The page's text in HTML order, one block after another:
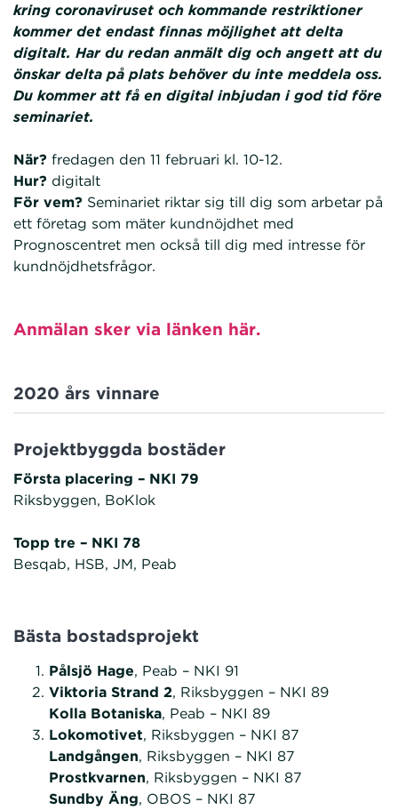
kring coronaviruset och kommande restriktioner
kommer det endast finnas möjlighet att delta
digitalt. Har du redan anmält dig och angett att du
önskar delta på plats behöver du inte meddela oss.
Du kommer att få en digital inbjudan i god tid före
seminariet.
När? fredagen den 11 februari kl. 10-12.
Hur? digitalt
För vem? Seminariet riktar sig till dig som arbetar på
ett företag som mäter kundnöjdhet med
Prognoscentret men också till dig med intresse för
kundnöjdhetsfrågor.
Anmälan sker via länken här.
2020 års vinnare
Projektbyggda bostäder
Första placering – NKI 79
Riksbyggen, BoKlok
Topp tre – NKI 78
Besqab, HSB, JM, Peab
Bästa bostadsprojekt
Pålsjö Hage, Peab – NKI 91
Viktoria Strand 2, Riksbyggen – NKI 89
Kolla Botaniska, Peab – NKI 89
Lokomotivet, Riksbyggen – NKI 87
Landgången, Riksbyggen – NKI 87
Prostkvarnen, Riksbyggen – NKI 87
Sundby Äng, OBOS – NKI 87